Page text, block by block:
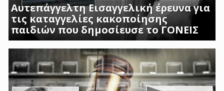
Αυτεπάγγελτη Εισαγγελική έρευνα για
τις καταγγελίες κακοποίησης
παιδιών που δημοσίευσε το ΓΟΝΕΙΣ
ΣΟΚΑΡΟΥΝ ΟΙ ΜΑΡΤΥΡΙΕΣ ΓΟΝΕΩΝ ΚΑΙ
ΠΡΟΣΩΠΙΚΟΥ ΤΟΥ Β ΒΡΕΦΙΚΟΥ ΣΤΑΘΜΟΥ
ΑΣΠΡΟΠΥΡΓΟΥ